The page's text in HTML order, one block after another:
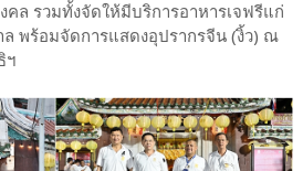
คล รวมทั้งจัดให้มีบริการอาหารเจฟรีแก่
พร้อมจัดการแสดงอุปรากรจีน (งิ้ว) ณ
ฯ